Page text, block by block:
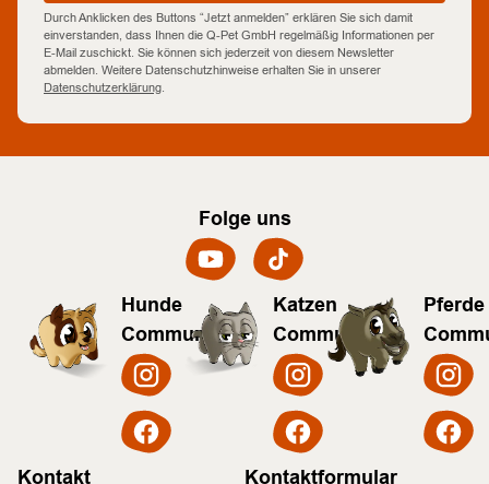
Durch Anklicken des Buttons “Jetzt anmelden” erklären Sie sich damit
einverstanden, dass Ihnen die Q-Pet GmbH regelmäßig Informationen per
E-Mail zuschickt. Sie können sich jederzeit von diesem Newsletter
abmelden. Weitere Datenschutzhinweise erhalten Sie in unserer
Datenschutzerklärung.
Folge uns
Hunde
Community
Katzen
Community
Pferde
Kontakt Kontaktformular